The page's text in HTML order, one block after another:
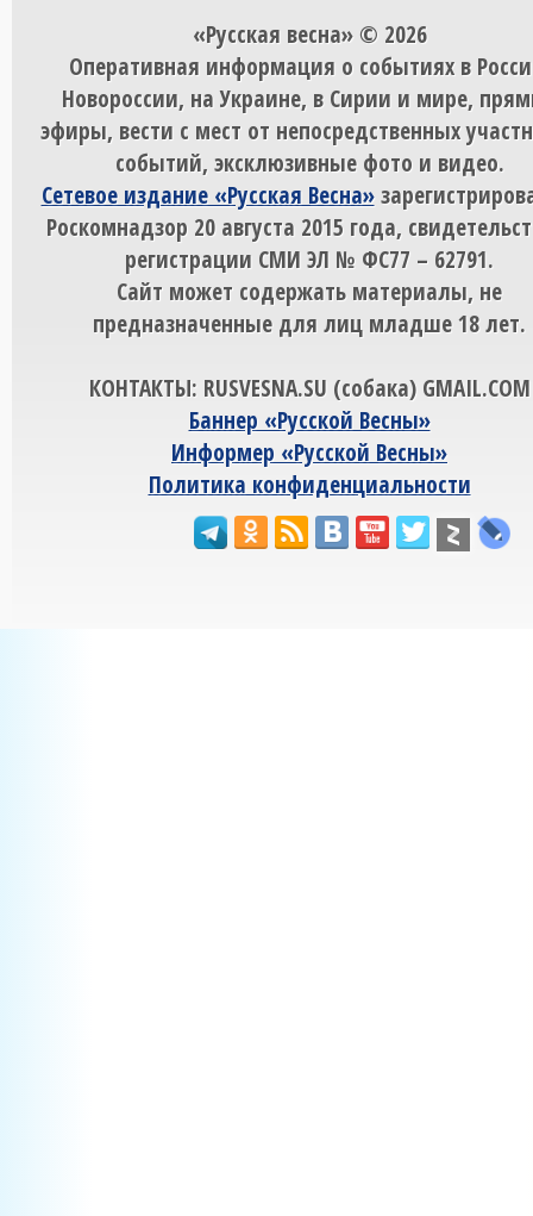
«Русская весна» © 2026
Оперативная информация о событиях в
Новороссии, на Украине, в Сирии и мире,
эфиры, вести с мест от непосредственных
событий, эксклюзивные фото и видео.
Сетевое издание «Русская Весна»
Роскомнадзор 20 августа 2015 года,
регистрации СМИ ЭЛ № ФС77 – 62791.
Сайт может содержать материалы, не
предназначенные для лиц младше 18 лет.
КОНТАКТЫ: RUSVESNA.SU (собака) GMAIL.COM
Баннер «Русской Весны»
Информер «Русской Весны»
Политика конфиденциальности